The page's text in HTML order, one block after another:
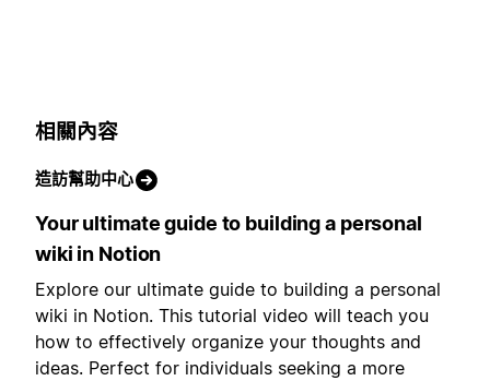
相關內容
造訪幫助中心
Your ultimate guide to building a personal
wiki in Notion
Explore our ultimate guide to building a personal
wiki in Notion. This tutorial video will teach you
how to effectively organize your thoughts and
ideas. Perfect for individuals seeking a more